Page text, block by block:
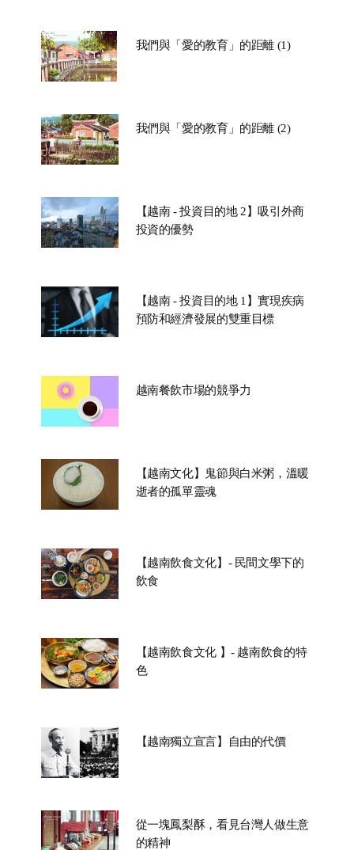
我們與「愛的教育」的距離 (1)
我們與「愛的教育」的距離 (2)
【越南 - 投資目的地 2】吸引外商
投資的優勢
【越南 - 投資目的地 1】實現疾病
預防和經濟發展的雙重目標
越南餐飲市場的競爭力
【越南文化】鬼節與白米粥，溫暖
逝者的孤單靈魂
【越南飲食文化】- 民間文學下的
飲食
【越南飲食文化 】- 越南飲食的特
色
【越南獨立宣言】自由的代價
從一塊鳳梨酥，看見台灣人做生意
的精神